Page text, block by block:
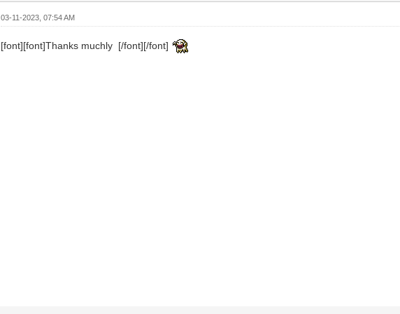
03-11-2023, 07:54 AM
[font][font]Thanks muchly [/font][/font]